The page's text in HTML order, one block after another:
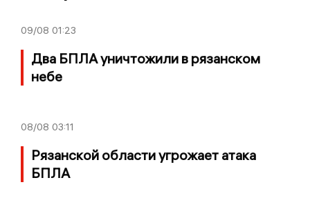
09/08 01:23
Два БПЛА уничтожили в рязанском
небе
08/08 03:11
Рязанской области угрожает атака
БПЛА